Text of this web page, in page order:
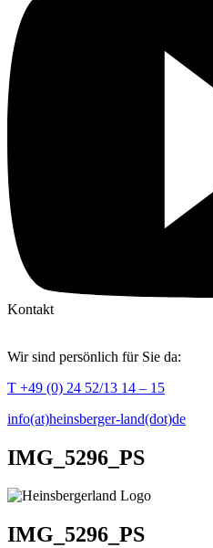
Kontakt
Wir sind persönlich für Sie da:
T +49 (0) 24 52/13 14 – 15
info(at)heinsberger-land(dot)de
IMG_5296_PS
IMG_5296_PS